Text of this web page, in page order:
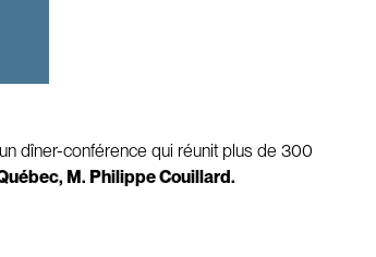
dîner-conférence qui réunit plus de 300
M. Philippe Couillard.